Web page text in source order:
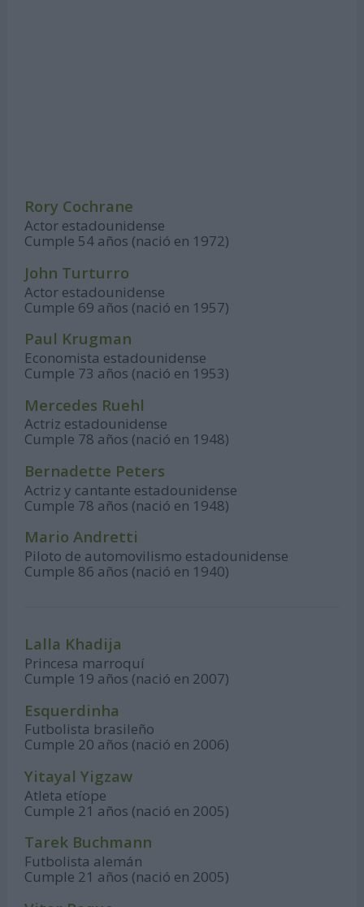
Rory Cochrane
Actor estadounidense
Cumple 54 años (nació en 1972)
John Turturro
Actor estadounidense
Cumple 69 años (nació en 1957)
Paul Krugman
Economista estadounidense
Cumple 73 años (nació en 1953)
Mercedes Ruehl
Actriz estadounidense
Cumple 78 años (nació en 1948)
Bernadette Peters
Actriz y cantante estadounidense
Cumple 78 años (nació en 1948)
Mario Andretti
Piloto de automovilismo estadounidense
Cumple 86 años (nació en 1940)
Lalla Khadija
Princesa marroquí
Cumple 19 años (nació en 2007)
Esquerdinha
Futbolista brasileño
Cumple 20 años (nació en 2006)
Yitayal Yigzaw
Atleta etíope
Cumple 21 años (nació en 2005)
Tarek Buchmann
Futbolista alemán
Cumple 21 años (nació en 2005)